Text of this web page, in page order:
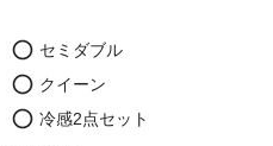
セミダブル
クイーン
冷感2点セット